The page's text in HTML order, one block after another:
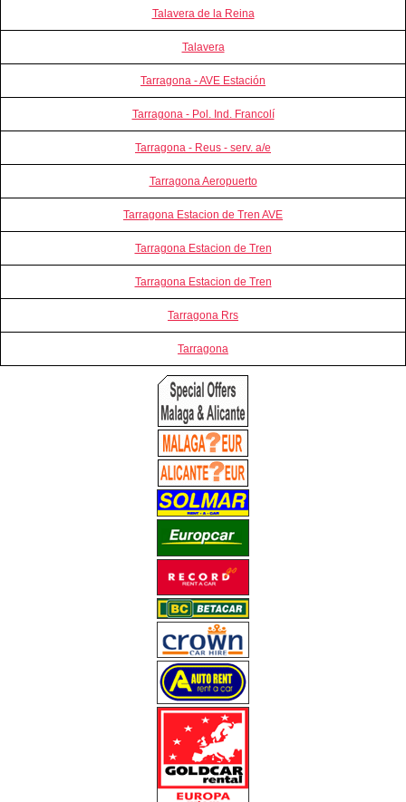
Talavera de la Reina
Talavera
Tarragona - AVE Estación
Tarragona - Pol. Ind. Francolí
Tarragona - Reus - serv. a/e
Tarragona Aeropuerto
Tarragona Estacion de Tren AVE
Tarragona Estacion de Tren
Tarragona Estacion de Tren
Tarragona Rrs
Tarragona